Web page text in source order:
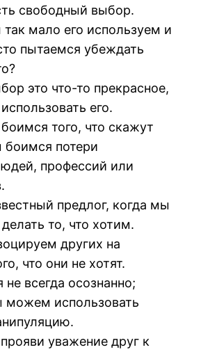
свободный выбор.
мало его используем и
пытаемся убеждать
это что-то прекрасное,
его.
того, что скажут
потери
профессий или
предлог, когда мы
то, что хотим.
других на
что они не хотят.
не всегда осознанно;
использовать
уважение друг к